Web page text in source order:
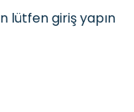
lütfen giriş yapın